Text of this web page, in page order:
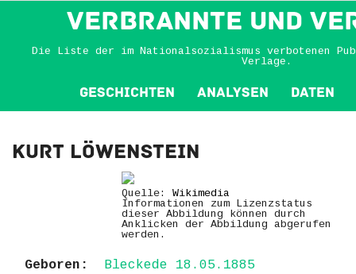
VERBRANNTE und
Die Liste der im Nationalsozialismus verbotenen
Verlage.
Geschichten Analysen Daten
Kurt Löwenstein
Quelle: Wikimedia
Informationen zum Lizenzstatus
dieser Abbildung können durch
Anklicken der Abbildung abgerufen
werden.
Geboren:
Bleckede 18.05.1885